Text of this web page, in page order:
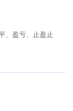
、盈亏、止盈止